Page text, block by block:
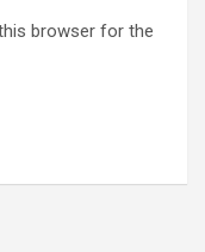
browser for the